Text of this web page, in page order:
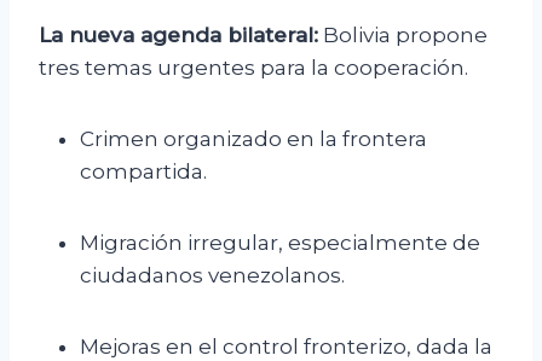
La nueva agenda bilateral: Bolivia propone
tres temas urgentes para la cooperación.
Crimen organizado en la frontera
compartida.
Migración irregular, especialmente de
ciudadanos venezolanos.
Mejoras en el control fronterizo, dada la